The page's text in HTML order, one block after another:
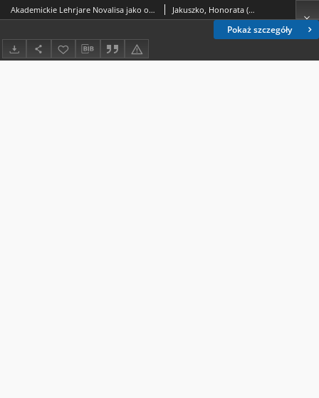
Pokaż szczegóły
Akademickie Lehrjare Novalisa jako okres poszukiwania własnego poglądu na historię Jakuszko, Honorata (1955- ).